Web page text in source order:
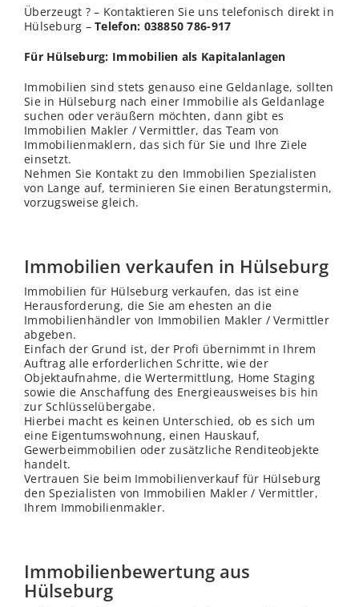
Überzeugt ? – Kontaktieren Sie uns telefonisch direkt in
Hülseburg –Telefon: 038850 786-917
Für Hülseburg: Immobilien als Kapitalanlagen
Immobilien sind stets genauso eine Geldanlage, sollten
Sie in Hülseburg nach einer Immobilie als Geldanlage
suchen oder veräußern möchten, dann gibt es
Immobilien Makler / Vermittler, das Team von
Immobilienmaklern, das sich für Sie und Ihre Ziele
einsetzt.
Nehmen Sie Kontakt zu den Immobilien Spezialisten
von Lange auf, terminieren Sie einen Beratungstermin,
vorzugsweise gleich.
Immobilien verkaufen in Hülseburg
Immobilien für Hülseburg verkaufen, das ist eine
Herausforderung, die Sie am ehesten an die
Immobilienhändler von Immobilien Makler / Vermittler
abgeben.
Einfach der Grund ist, der Profi übernimmt in Ihrem
Auftrag alle erforderlichen Schritte, wie der
Objektaufnahme, die Wertermittlung, Home Staging
sowie die Anschaffung des Energieausweises bis hin
zur Schlüsselübergabe.
Hierbei macht es keinen Unterschied, ob es sich um
eine Eigentumswohnung, einen Hauskauf,
Gewerbeimmobilien oder zusätzliche Renditeobjekte
handelt.
Vertrauen Sie beim Immobilienverkauf für Hülseburg
den Spezialisten von Immobilien Makler / Vermittler,
Ihrem Immobilienmakler.
Immobilienbewertung aus
Hülseburg